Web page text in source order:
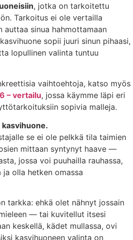
, jotka on tarkoitettu
Tarkoitus ei ole vertailla
auttaa sinua hahmottamaan
sopii juuri sinun pihaasi,
lopullinen valinta tuntuu
vaihtoehtoja, katso myös
– vertailu, jossa käymme läpi eri
sopivia malleja.
kasvihuone.
se ei ole pelkkä tila taimien
mittaan syntynyt haave —
jossa voi puuhailla rauhassa,
ja olla hetken omassa
tarkka: ehkä olet nähnyt jossain
— tai kuvitellut itsesi
keskellä, kädet mullassa, ovi
kasvihuoneen valinta on